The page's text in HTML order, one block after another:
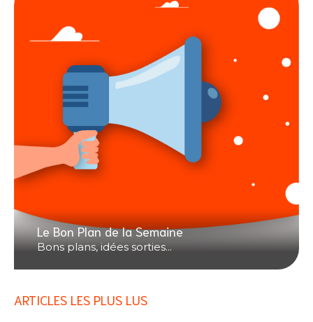
Le Bon Plan de la Semaine
Bons plans, idées sorties...
ARTICLES LES PLUS LUS